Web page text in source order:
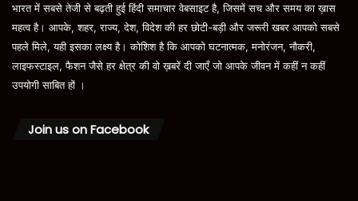
भारत में सबसे तेजी से बढ़ती हुई हिंदी समाचार वेबसाइट है, जिसमें सच और समय का ख़ास
महत्व है। आपके, शहर, राज्य, देश, विदेश की हर छोटी-बड़ी और जरूरी खबर आपको सबसे
पहले मिले, यही इसका लक्ष्य है। कोशिश है कि आपको घटनात्मक, मनोरंजन, नौकरी,
लाइफस्टाइल, फैशन जैसे हर क्षेत्र की वो ख़बरें दी जाएँ जो आपके जीवन में कहीं न कहीं
उपयोगी साबित हों ।
Join us on Facebook